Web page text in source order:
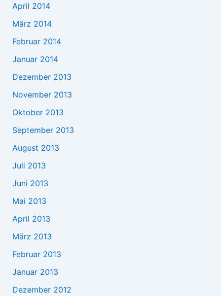
April 2014
März 2014
Februar 2014
Januar 2014
Dezember 2013
November 2013
Oktober 2013
September 2013
August 2013
Juli 2013
Juni 2013
Mai 2013
April 2013
März 2013
Februar 2013
Januar 2013
Dezember 2012